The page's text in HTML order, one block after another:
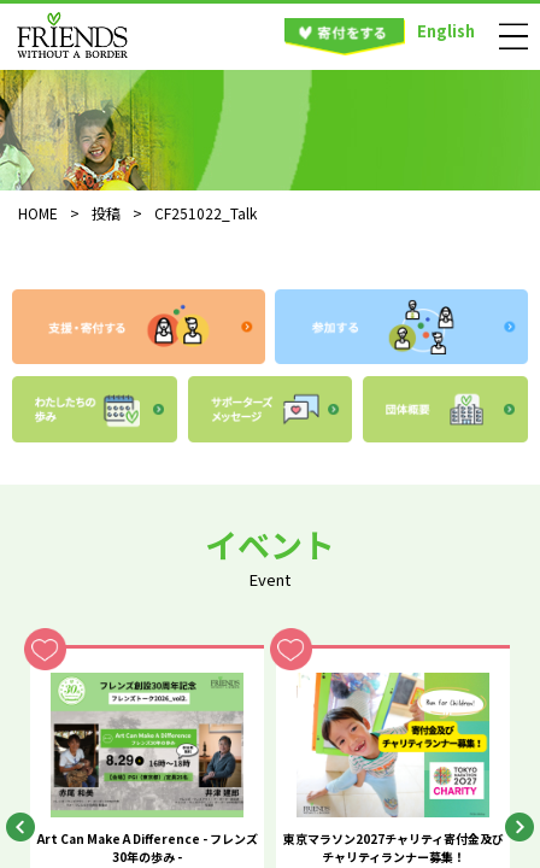
English
HOME > 投稿 > CF251022_Talk
イベント
Event
Art Can Make A Difference - フレンズ
30年の歩み -
東京マラソン2027チャリティ寄付金及び
チャリティランナー募集！